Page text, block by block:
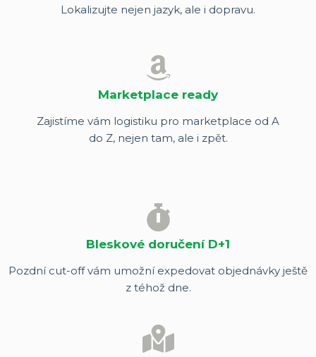
Lokalizujte nejen jazyk, ale i dopravu.
Marketplace ready
Zajistíme vám logistiku pro marketplace od A
do Z, nejen tam, ale i zpět.
Bleskové doručení D+1
Pozdní cut-off vám umožní expedovat objednávky ještě
z téhož dne.